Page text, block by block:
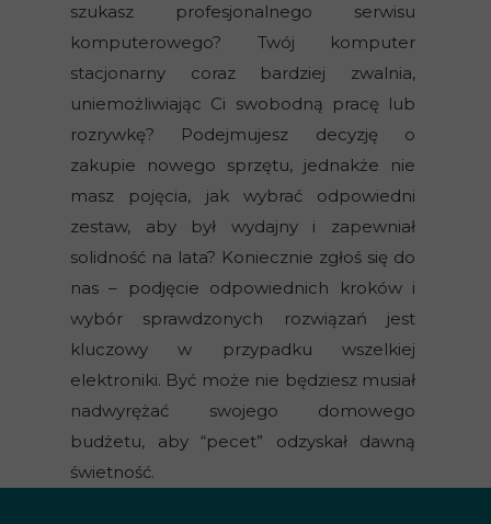
szukasz profesjonalnego serwisu
komputerowego? Twój komputer
stacjonarny coraz bardziej zwalnia,
uniemożliwiając Ci swobodną pracę lub
rozrywkę? Podejmujesz decyzję o
zakupie nowego sprzętu, jednakże nie
masz pojęcia, jak wybrać odpowiedni
zestaw, aby był wydajny i zapewniał
solidność na lata? Koniecznie zgłoś się do
nas – podjęcie odpowiednich kroków i
wybór sprawdzonych rozwiązań jest
kluczowy w przypadku wszelkiej
elektroniki. Być może nie będziesz musiał
nadwyrężać swojego domowego
budżetu, aby “pecet” odzyskał dawną
świetność.